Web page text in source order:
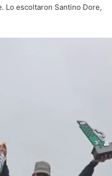
Lo escoltaron Santino Dore,